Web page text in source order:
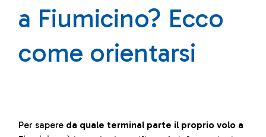
a Fiumicino? Ecco
come orientarsi
Per sapere da quale terminal parte il proprio volo a